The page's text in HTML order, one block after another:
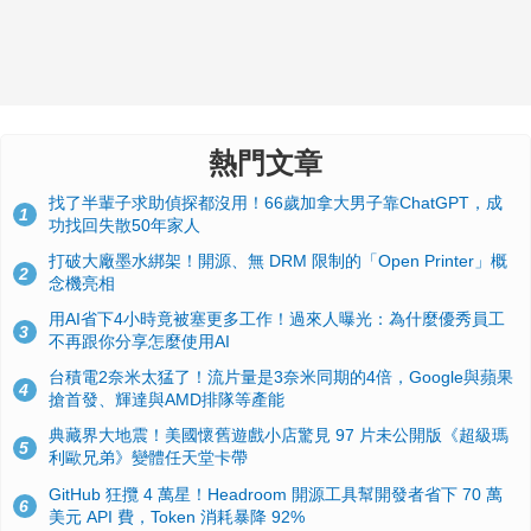
熱門文章
1
找了半輩子求助偵探都沒用！66歲加拿大男子靠ChatGPT，成
功找回失散50年家人
2
打破大廠墨水綁架！開源、無 DRM 限制的「Open Printer」概
念機亮相
3
用AI省下4小時竟被塞更多工作！過來人曝光：為什麼優秀員工
不再跟你分享怎麼使用AI
4
台積電2奈米太猛了！流片量是3奈米同期的4倍，Google與蘋果
搶首發、輝達與AMD排隊等產能
5
典藏界大地震！美國懷舊遊戲小店驚見 97 片未公開版《超級瑪
利歐兄弟》變體任天堂卡帶
6
GitHub 狂攬 4 萬星！Headroom 開源工具幫開發者省下 70 萬
美元 API 費，Token 消耗暴降 92%